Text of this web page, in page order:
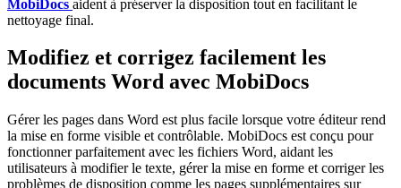
MobiDocs aident à préserver la disposition tout en facilitant le
nettoyage final.
Modifiez et corrigez facilement les
documents Word avec MobiDocs
Gérer les pages dans Word est plus facile lorsque votre éditeur rend
la mise en forme visible et contrôlable. MobiDocs est conçu pour
fonctionner parfaitement avec les fichiers Word, aidant les
utilisateurs à modifier le texte, gérer la mise en forme et corriger les
problèmes de disposition comme les pages supplémentaires sur